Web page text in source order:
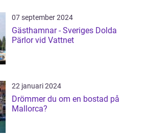
07 september 2024
Gästhamnar - Sveriges Dolda
Pärlor vid Vattnet
22 januari 2024
Drömmer du om en bostad på
Mallorca?